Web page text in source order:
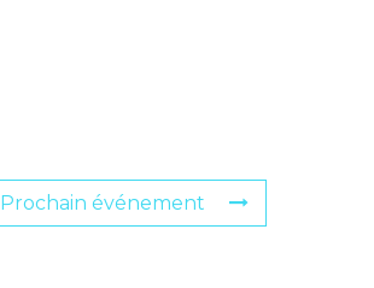
Prochain événement